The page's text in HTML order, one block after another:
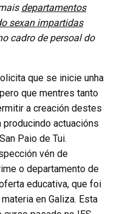
departamentos
sexan impartidas
cadro de persoal do
que se inicie unha
que mentres tanto
a creación destes
actuacións
Paio de Tui.
vén de
o departamento de
educativa, que foi
en Galiza. Esta